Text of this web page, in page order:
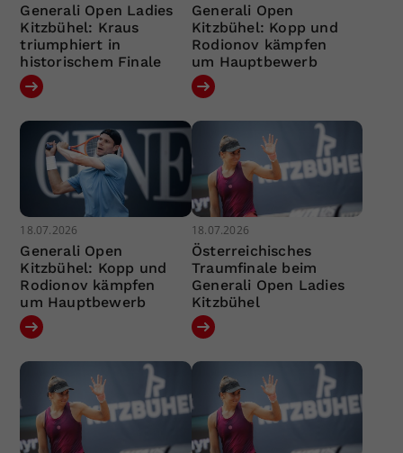
Generali Open Ladies
Kitzbühel: Kraus
triumphiert in
historischem Finale
Generali Open
Kitzbühel: Kopp und
Rodionov kämpfen
um Hauptbewerb
18.07.2026
Generali Open
Kitzbühel: Kopp und
Rodionov kämpfen
um Hauptbewerb
18.07.2026
Österreichisches
Traumfinale beim
Generali Open Ladies
Kitzbühel